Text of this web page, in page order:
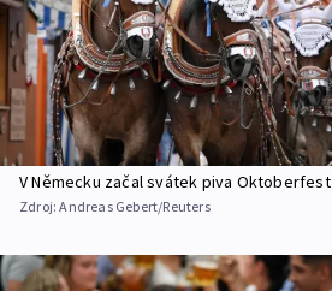
V Německu začal svátek piva Oktoberfest
Zdroj:Andreas Gebert/Reuters